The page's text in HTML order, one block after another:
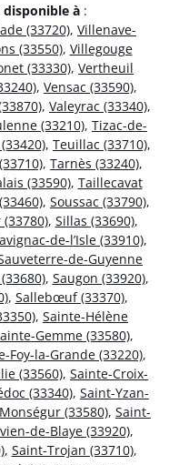
disponible à :
(33720), Villenave-
(33550), Villegouge
(33330), Vertheuil
, Vensac (33590),
, Valeyrac (33340),
(33210), Tizac-de-
, Teuillac (33710),
, Tarnès (33240),
(33590), Taillecavat
, Soussac (33790),
, Sillas (33690),
de-l’Isle (33910),
de-Guyenne
, Saugon (33920),
, Sallebœuf (33370),
, Sainte-Hélène
Gemme (33580),
Foy-la-Grande (33220),
(33560), Sainte-Croix-
(33340), Saint-Yzan-
(33580), Saint-
de-Blaye (33920),
, Saint-Trojan (33710),